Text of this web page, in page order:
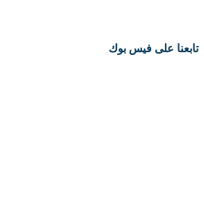
تابعنا على فيس بوك